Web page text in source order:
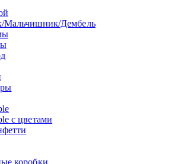
Мальчишник/Дембель
с цветами
коробки